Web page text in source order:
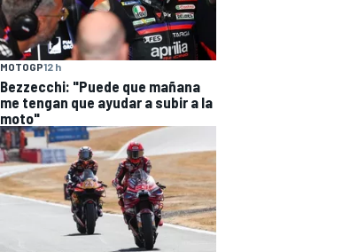
MOTOGP12 h
Bezzecchi: "Puede que mañana
me tengan que ayudar a subir a la
moto"